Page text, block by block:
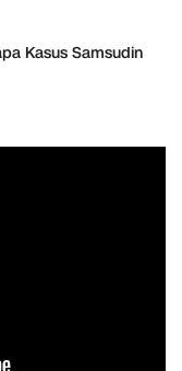
Kasus Samsudin